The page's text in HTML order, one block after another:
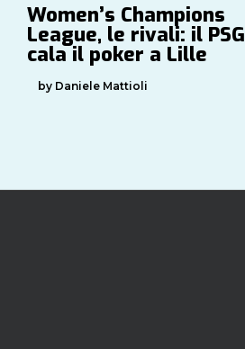
Women’s Champions
League, le rivali: il PSG
cala il poker a Lille
by Daniele Mattioli